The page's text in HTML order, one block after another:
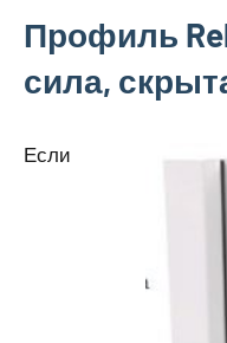
Профиль
сила,
Если